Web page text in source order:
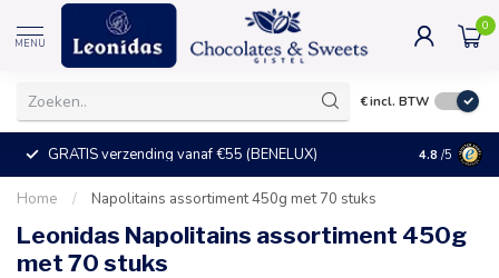
MENU
0
€incl. BTW
GRATIS verzending vanaf €55 (BENELUX) +25°C =
4.8 /5
Home / Napolitains assortiment 450g met 70 stuks
Leonidas Napolitains assortiment 450g
met 70 stuks